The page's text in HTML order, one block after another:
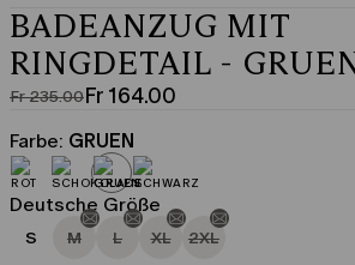
BADEANZUG MIT
RINGDETAIL -
Fr 235.00
Ursprünglicher
Preis
Fr
235.00
Fr 164.00
Aktueller
Preis
Fr
164.00
Farbe: GRUEN
Deutsche Größe
S M L XL 2XL